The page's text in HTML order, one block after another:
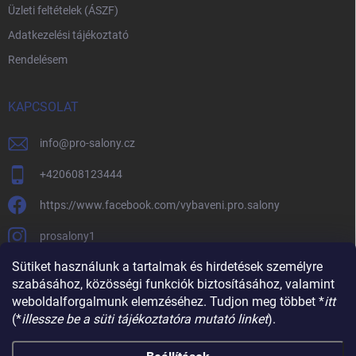
Sütiket használunk a tartalmak és hirdetések személyre
szabásához, közösségi funkciók biztosításához, valamint
weboldalforgalmunk elemzéséhez. Tudjon meg többet *itt
(*illessze be a süti tájékoztatóra mutató linket).
Üzleti feltételek (ÁSZF)
Adatkezelési tájékoztató
Rendelésem
KAPCSOLAT
info@pro-salony.cz
+420608123444
https://www.facebook.com/vybaveni.pro.salony
prosalony1